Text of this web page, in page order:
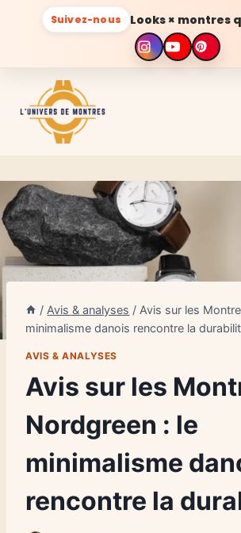
Suivez-nous Looks × montres
contenu
/ Avis & analyses / Avis sur les
minimalisme danois rencontre la
AVIS & ANALYSES
Avis sur les
Nordgreen : le
minimalisme
rencontre la